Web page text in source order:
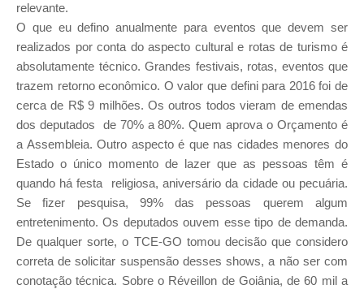
relevante.
O que eu defino anualmente para eventos que devem ser
realizados por conta do aspecto cultural e rotas de turismo é
absolutamente técnico. Grandes festivais, rotas, eventos que
trazem retorno econômico. O valor que defini para 2016 foi de
cerca de R$ 9 milhões. Os outros todos vieram de emendas
dos deputados ­ de 70% a 80%. Quem aprova o Orçamento é
a Assembleia. Outro aspecto é que nas cidades menores do
Estado o único momento de lazer que as pessoas têm é
quando há festa ­ religiosa, aniversário da cidade ou pecuária.
Se fizer pesquisa, 99% das pessoas querem algum
entretenimento. Os deputados ouvem esse tipo de demanda.
De qualquer sorte, o TCE-­GO tomou decisão que considero
correta de solicitar suspensão desses shows, a não ser com
conotação técnica. Sobre o Réveillon de Goiânia, de 60 mil a